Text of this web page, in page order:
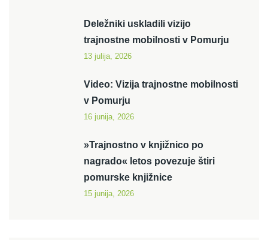
Deležniki uskladili vizijo
trajnostne mobilnosti v Pomurju
13 julija, 2026
Video: Vizija trajnostne mobilnosti
v Pomurju
16 junija, 2026
»Trajnostno v knjižnico po
nagrado« letos povezuje štiri
pomurske knjižnice
15 junija, 2026